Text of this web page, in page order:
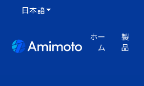
日本語翻訳のサブメニューを表示
ホー
ム
製
品